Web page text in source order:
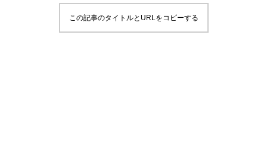
この記事のタイトルとURLをコピーする